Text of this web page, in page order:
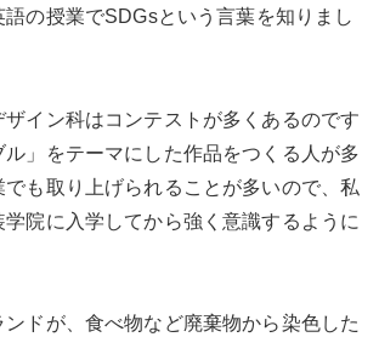
の授業でSDGsという言葉を知りまし
イン科はコンテストが多くあるのです
ル」をテーマにした作品をつくる人が多
でも取り上げられることが多いので、私
院に入学してから強く意識するように
ドが、食べ物など廃棄物から染色した